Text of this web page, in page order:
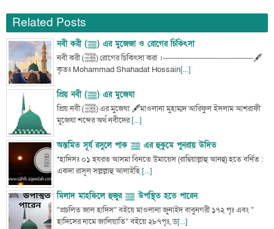
Related Posts
নবী করী (ﷺ) এর মুজেজা ও রোগের চিকিৎসা
নবী করী (ﷺ) রোগের চিকিৎসা করা ।-------------------------------------🖋
কৃতঃ Mohammad Shahadat Hossain[...]
প্রিয় নবী (ﷺ) এর মুজেযা
প্রিয় নবী (ﷺ) এর মুজেযা 🖋মাওলানা মুহাম্মদ আরিফুল ইসলাম আশরাফী
মুজেযা শব্দের অর্থ নবীদের[...]
অস্তমিত সূর্য রসুলে পাক ﷺ এর হুকুমে পুনরায় উদিত
*হাদিসঃ ০১ হযরত আসমা বিনতে উমায়েস (রাদ্বিয়াল্লাহু আনহু) হতে বর্নিত :
একদা রাসূল সল্লল্লাহু আলাইহি[...]
মিলাদ মাহফিলে হুজুর ﷺ উপস্থিত হতে পারেন
“প্রচলিত জাল হাদিস” বইয়ে মাওলানা জুনাইদ বাবুনগরী ১৭২ পৃঃ এবং ”
হাদিসের নামে জালিয়াতি” বইয়ে ২৮৭পৃঃ, ড[...]